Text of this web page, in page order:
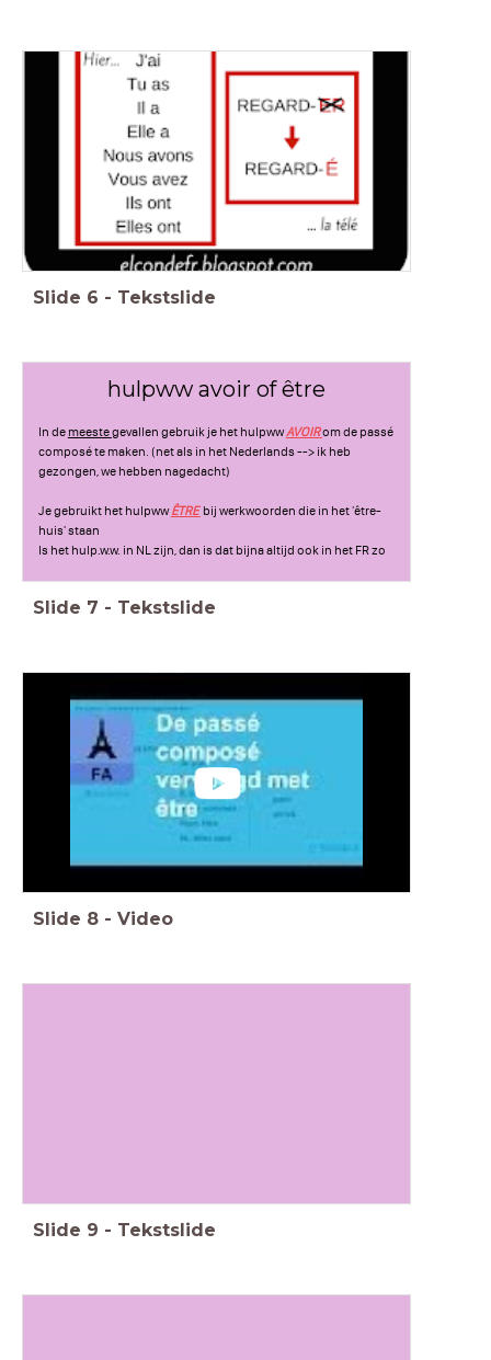
Slide 6 - Tekstslide
hulpww avoir of être
In de meestegevallen gebruik je het hulpwwAVOIRom de passé
composé te maken. (net als in het Nederlands --> ik heb
gezongen, we hebben nagedacht)
Je gebruikt het hulpww ÊTREbij werkwoorden die in het 'être-
huis' staan
Is het hulp.w.w. in NL zijn, dan is dat bijna altijd ook in het FR zo
Slide 7 - Tekstslide
Slide 8 - Video
Slide 9 - Tekstslide